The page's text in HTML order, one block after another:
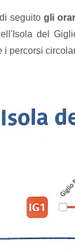
seguito gli
del
i percorsi